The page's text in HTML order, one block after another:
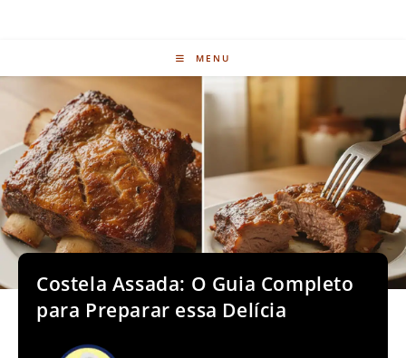
MENU
Costela Assada: O Guia Completo
para Preparar essa Delícia